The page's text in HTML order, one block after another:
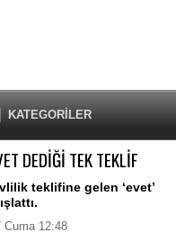
KATEGORİLER
DEDİĞİ TEK TEKLİF
teklifine gelen ‘evet’
Cuma 12:48